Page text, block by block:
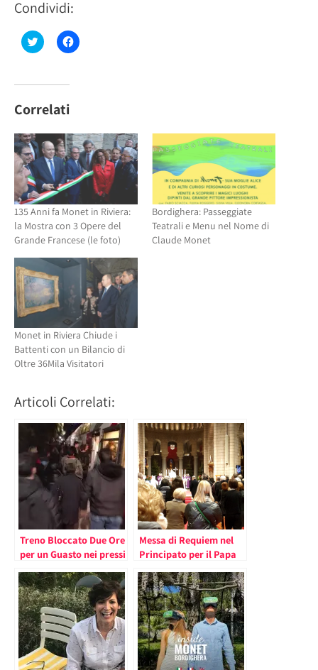
Condividi:
Fai
clic
su
(Si
apre
una
nuova
finestra)
Fai
clic
nuova
finestra)
Correlati
135 Anni fa Monet in Riviera:
la Mostra con 3 Opere del
Grande Francese (le foto)
Bordighera: Passeggiate
Teatrali e Menu nel Nome di
Claude Monet
Monet in Riviera Chiude i
Battenti con un Bilancio di
Oltre 36Mila Visitatori
Articoli Correlati:
Treno Bloccato Due Ore
per un Guasto nei pressi
su Tutta la Tratta
Messa di Requiem nel
Principato per il Papa